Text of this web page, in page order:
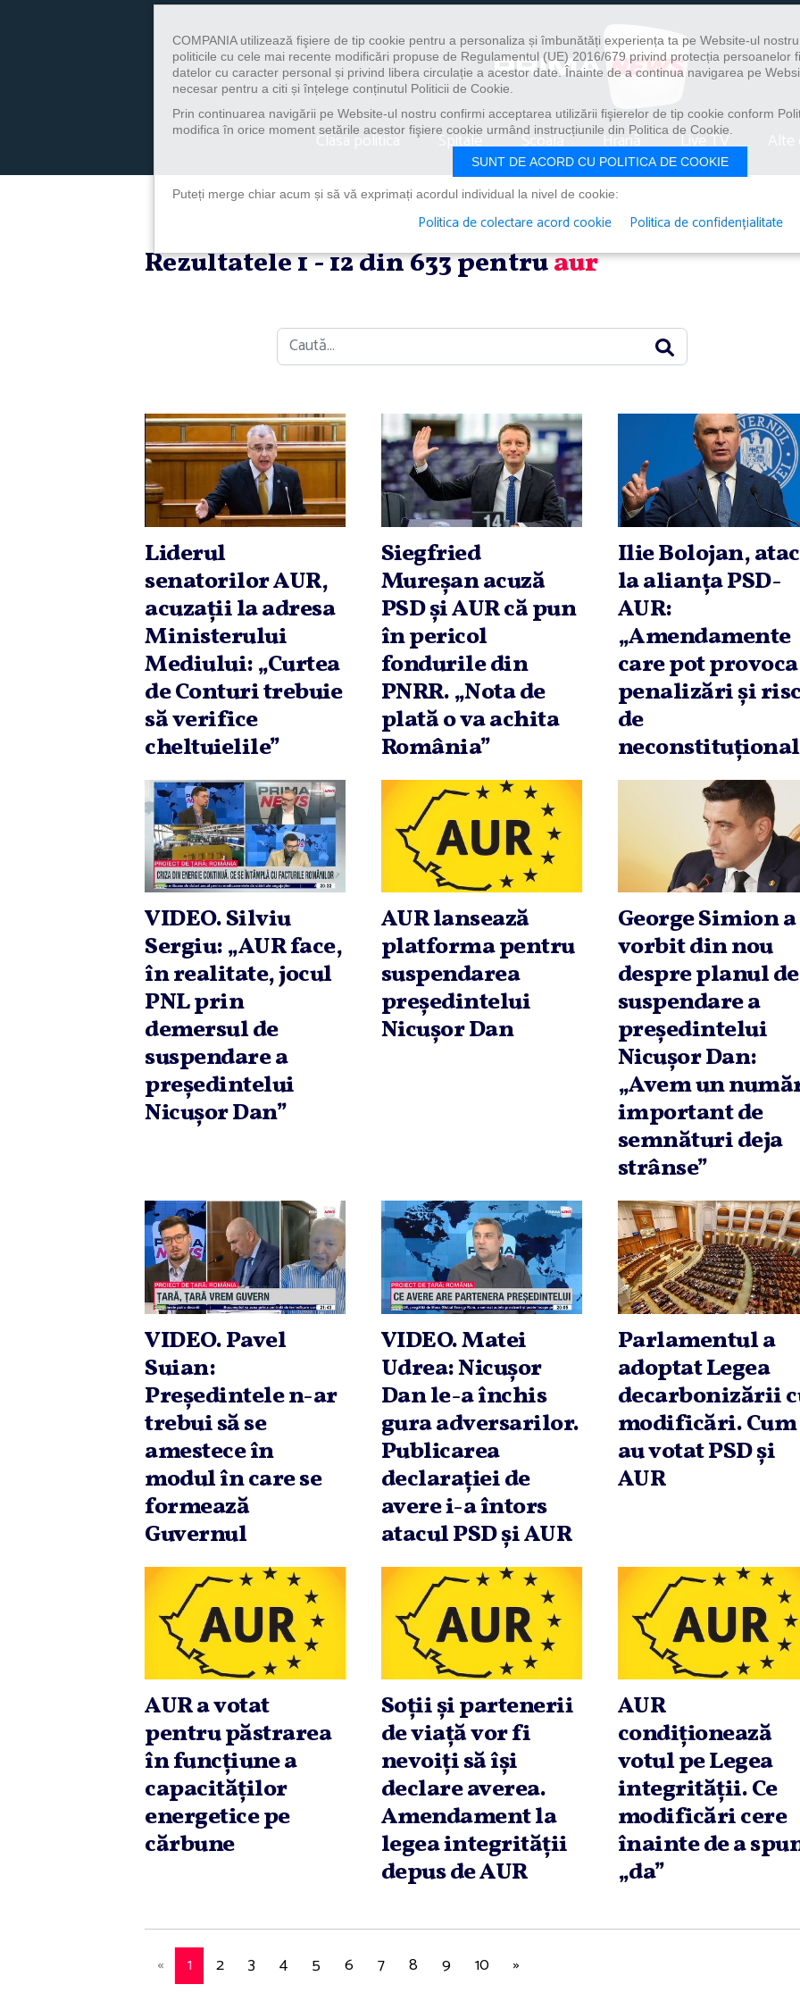
Clasa politica Spitale Școală Hrană Live TV
Rezultatele 1 - 12 din 633 pentruaur
Caută
Liderul
senatorilor AUR,
acuzaţii la adresa
Ministerului
Mediului: „Curtea
de Conturi trebuie
să verifice
cheltuielile”
Siegfried
Mureşan acuză
PSD şi AUR că pun
în pericol
fondurile din
PNRR. „Nota de
plată o va achita
România”
Ilie Bolojan, atac
la alianţa PSD-
AUR:
„Amendamente
care pot provoca
penalizări şi
de
VIDEO. Silviu
Sergiu: „AUR face,
în realitate, jocul
PNL prin
demersul de
suspendare a
preşedintelui
Nicuşor Dan”
AUR lansează
platforma pentru
suspendarea
preşedintelui
Nicuşor Dan
George Simion a
vorbit din nou
despre planul de
suspendare a
preşedintelui
Nicuşor Dan:
„Avem un
important de
semnături deja
strânse”
VIDEO. Pavel
Suian:
Preşedintele n-ar
trebui să se
amestece în
modul în care se
formează
Guvernul
VIDEO. Matei
Udrea: Nicuşor
Dan le-a închis
gura adversarilor.
Publicarea
declaraţiei de
avere i-a întors
atacul PSD şi AUR
Parlamentul a
adoptat Legea
decarbonizării
modificări. Cum
au votat PSD şi
AUR
AUR a votat
pentru păstrarea
în funcţiune a
capacităţilor
energetice pe
cărbune
Soţii şi partenerii
de viaţă vor fi
nevoiţi să îşi
declare averea.
Amendament la
legea integrităţii
depus de AUR
AUR
condiţionează
votul pe Legea
integrităţii. Ce
modificări cere
înainte de a
„da”
« 1 2 3 4 5 6 7 8 9 10 »
COMPANIA utilizează fişiere de tip cookie pentru a personaliza și îmbunătăți experiența ta pe Website-ul
politicile cu cele mai recente modificări propuse de Regulamentul (UE) 2016/679 privind protecția persoanelor
datelor cu caracter personal și privind libera circulație a acestor date. Înainte de a continua navigarea pe
necesar pentru a citi și înțelege conținutul Politicii de Cookie.
Prin continuarea navigării pe Website-ul nostru confirmi acceptarea utilizării fişierelor de tip cookie conform
modifica în orice moment setările acestor fişiere cookie urmând instrucțiunile din Politica de Cookie.
SUNT DE ACORD CU POLITICA DE COOKIE
Puteți merge chiar acum și să vă exprimați acordul individual la nivel de cookie:
Politica de colectare acord cookie Politica de confidențialitate